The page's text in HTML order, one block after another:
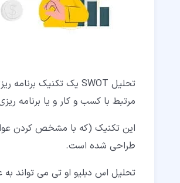
تحلیل SWOT یک تکنیک برنامه ریزی استراتژیک است که به فرد یا سازمان در
مرتبط با کسب و کار و یا برنامه
این تکنیک (که با مشخص کردن
طراحی شده است.
تحلیل اس دبلیو او تی می تواند به